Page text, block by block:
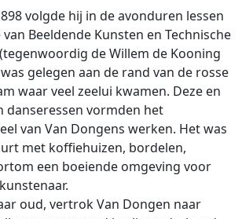
volgde hij in de avonduren lessen
Beeldende Kunsten en Technische
de Willem de Kooning
gelegen aan de rand van de rosse
waar veel zeelui kwamen. Deze en
danseressen vormden het
van Van Dongens werken. Het was
met koffiehuizen, bordelen,
een boeiende omgeving voor
oud, vertrok Van Dongen naar